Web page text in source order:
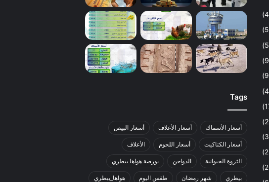
Tags
أسعار الأسماك أسعار الأعلاف أسعار البيض
أسعار الكتاكيت أسعار اللحوم الأعلاف
الثروة الحيوانية الدواجن بورصة هواها بيطري
بيطري شهر رمضان طقس اليوم هواها_بيطري